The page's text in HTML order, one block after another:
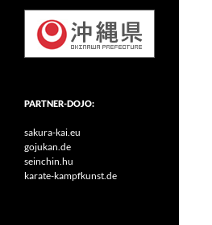
PARTNER-DOJO:
sakura-kai.eu
gojukan.de
seinchin.hu
karate-kampfkunst.de